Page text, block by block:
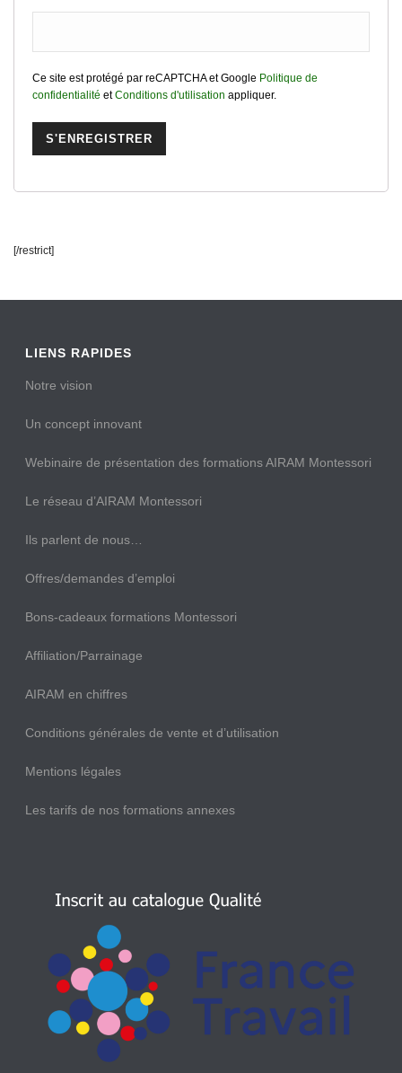
Ce site est protégé par reCAPTCHA et Google Politique de
confidentialité etConditions d'utilisation appliquer.
[/restrict]
LIENS RAPIDES
Notre vision
Un concept innovant
Webinaire de présentation des formations AIRAM Montessori
Le réseau d’AIRAM Montessori
Ils parlent de nous…
Offres/demandes d’emploi
Bons-cadeaux formations Montessori
Affiliation/Parrainage
AIRAM en chiffres
Conditions générales de vente et d’utilisation
Mentions légales
Les tarifs de nos formations annexes